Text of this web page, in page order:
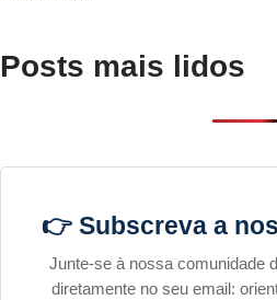
Posts mais lidos
👉 Subscreva a
Junte-se à nossa comunidade
diretamente no seu email: